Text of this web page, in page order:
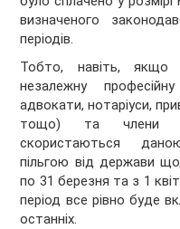
визначеного
періодів.
Тобто, навіть,
незалежну
адвокати, нотаріуси,
тощо) та члени
скористаються
пільгою від держави
по 31 березня та з 1
період все рівно буде
останніх.